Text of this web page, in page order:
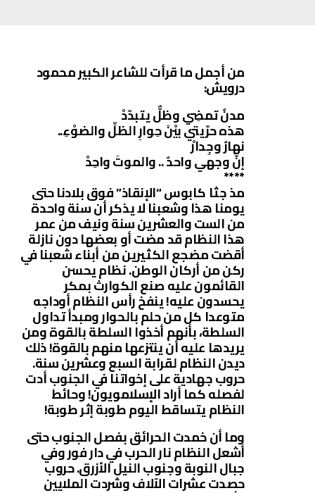
من أجمل ما قرأت للشاعر الكبير محمود
درويش:
مدنٌ تمضِي وظلٌّ يتبدّدْ
هذه حرّيتي بيْنَ حِوارِ الظلِّ والضوْءِ..
نهارٌ وجِدارْ
إنّ وجهي واحدٌ .. والموتَ واحِدْ
****
مذ جثا كابوس “الإنقاذ” فوق بلادنا حتى
يومنا هذا وشعبنا لا يذكر أن سنة واحدة
من الست والعشرين سنة ونيف من عمر
هذا النظام قد مضت أو بعضها دون نازلة
أقضت مضجع الكثيرين من أبناء شعبنا في
ركن من أركان الوطن. نظام يحسن
القائمون عليه صنع الكوارث بمكر
يحسدون عليه! ينفخ رأس النظام أوداجه
متوعدا كل من حلم بالحوار ومبدأ تداول
السلطة، بأنهم أخذوا السلطة بالقوة ومن
يريدها عليه أن ينتزعها منهم بالقوة! ذلك
ديدن النظام لقرابة السبع وعشرين سنة.
حروب جهادية على إخواتنا في الجنوب أدت
لفصله كما أراد الإسلامويون! وحائط
النظام يتساقط اليوم طوبة إثر طوبة!
وما أن خمدت الحرائق بفصل الجنوب حتى
أشعل النظام نار الحرب في دار فور وفي
جبال النوبة وجنوب النيل الأزرق. حروب
حصدت عشرات الآلاف وشردت الملايين